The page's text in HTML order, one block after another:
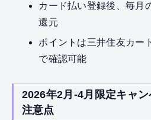
カード払い登録後、毎月
還元
ポイントは三井住友カー
で確認可能
2026年2月-4月限定キャ
注意点